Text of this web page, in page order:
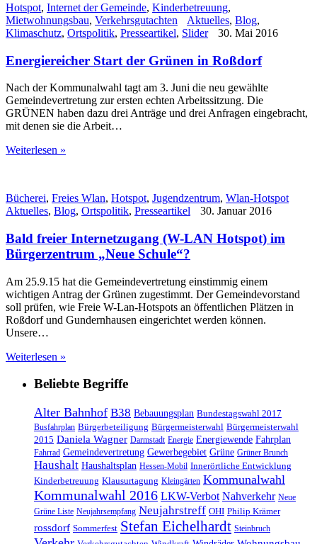
Hotspot, Internet der Gemeinde, Kinderbetreuung,
Mietwohnungsbau, Verkehrsgutachten Aktuelles, Blog,
Klimaschutz, Ortspolitik, Presseartikel, Slider 30. Mai 2016
Energiereicher Start der Grünen in Roßdorf
Nach der Kommunalwahl tagt am 3. Juni die neu gewählte
Gemeindevertretung zur ersten echten Arbeitssitzung. Die
GRÜNEN haben dazu drei Anträge und drei Anfragen eingebracht,
mit denen sie die Arbeit…
Weiterlesen »
Bücherei, Freies Wlan, Hotspot, Jugendzentrum, Wlan-Hotspot
Aktuelles, Blog, Ortspolitik, Presseartikel 30. Januar 2016
Bald freier Internetzugang (W-LAN Hotspot) im
Bürgerzentrum „Neue Schule“?
Am 25.9.15 hat die Gemeindevertretung einstimmig einem
wichtigen Antrag der Grünen zugestimmt. Der Gemeindevorstand
soll prüfen, wie Freie W-Lan-Hotspots an öffentlichen Plätzen in
Roßdorf und Gundernhausen eingerichtet werden können.
Unsere…
Weiterlesen »
Beliebte Begriffe
Alter Bahnhof B38 Bebauungsplan Bundestagswahl 2017
Busfahrplan Bürgerbeteiligung Bürgermeisterwahl Bürgermeisterwahl
2015 Daniela Wagner Darmstadt Energie Energiewende Fahrplan
Fahrrad Gemeindevertretung Gewerbegebiet Grüne Grüner Brunch
Haushalt Haushaltsplan Hessen-Mobil Innerörtliche Entwicklung
Kinderbetreuung Klausurtagung Kleingärten Kommunalwahl
Kommunalwahl 2016 LKW-Verbot Nahverkehr Neue
Grüne Liste Neujahrsempfang Neujahrstreff OHI Philip Krämer
rossdorf Sommerfest Stefan Eichelhardt Steinbruch